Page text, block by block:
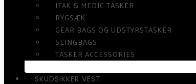
IFAK & MEDIC TASKER
RYGSÆK
GEAR BAGS OG UDSTYRSTASKER
SLINGBAGS
TASKER ACCESSORIES
SKUDSIKKER VEST